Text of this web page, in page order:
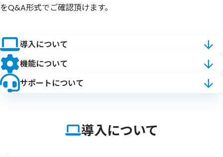
をQ&A形式でご確認頂けます。
導入について
機能について
サポートについて
導入について